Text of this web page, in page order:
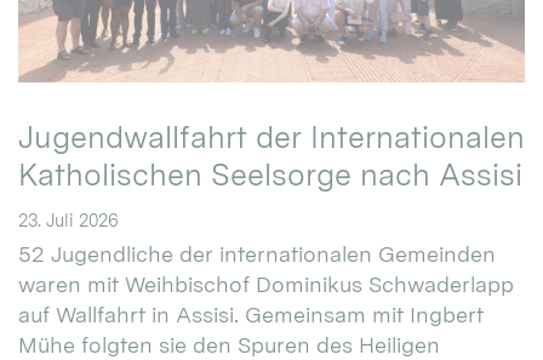
Jugendwallfahrt der Internationalen
Katholischen Seelsorge nach Assisi
23. Juli 2026
52 Jugendliche der internationalen Gemeinden
waren mit Weihbischof Dominikus Schwaderlapp
auf Wallfahrt in Assisi. Gemeinsam mit Ingbert
Mühe folgten sie den Spuren des Heiligen